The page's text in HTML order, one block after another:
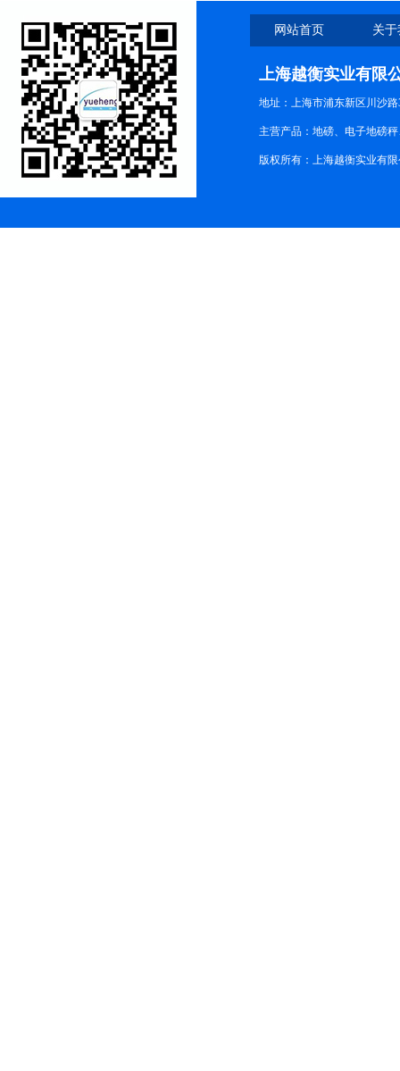
网站首页 关
上海越衡实业有限
地址：上海市浦东新区川沙路
主营产品：地磅、电子地磅
版权所有：上海越衡实业有